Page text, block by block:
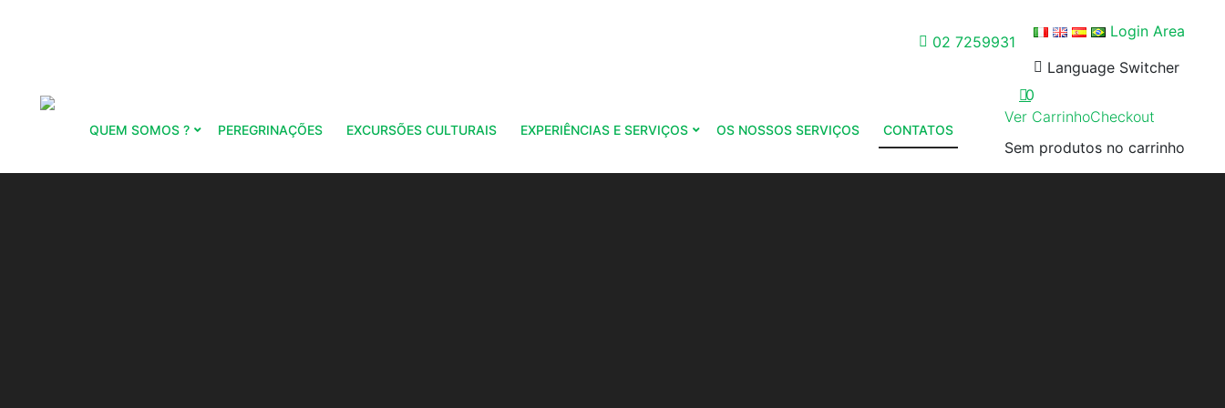
02 7259931
Login Area
Language Switcher
QUEM SOMOS ? PEREGRINAÇÕES EXCURSÕES CULTURAIS EXPERIÊNCIAS E SERVIÇOS OS NOSSOS SERVIÇOS CONTATOS
0
Ver CarrinhoCheckout
Sem produtos no carrinho